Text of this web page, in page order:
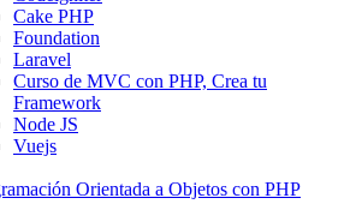
Cake PHP
Foundation
Laravel
Curso de MVC con PHP, Crea tu
Framework
Node JS
Vuejs
Orientada a Objetos con PHP